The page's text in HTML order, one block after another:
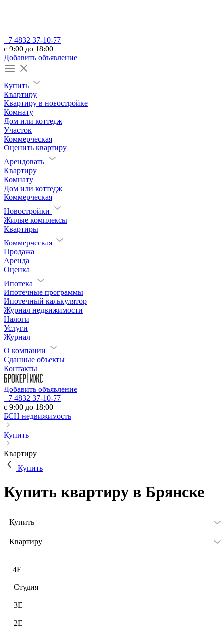
+7 4832 37-10-77
c 9:00 до 18:00
Добавить объявление
Купить
Квартиру
Квартиру в новостройке
Комнату
Дом или коттедж
Участок
Коммерческая
Оценить квартиру
Арендовать
Квартиру
Комнату
Дом или коттедж
Коммерческая
Новостройки
Жилые комплексы
Квартиры
Коммерческая
Продажа
Аренда
Оценка
Ипотека
Ипотечные программы
Ипотечный калькулятор
Журнал недвижимости
Налоги
Услуги
Журнал
О компании
Сданные объекты
Контакты
Добавить объявление
+7 4832 37-10-77
c 9:00 до 18:00
БСН недвижимость
Купить
Квартиру
Купить
Купить квартиру в Брянске
Купить
Квартиру
4Е
Студия
3Е
2Е